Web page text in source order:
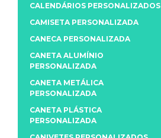
CALENDÁRIOS PERSONALIZADOS
CAMISETA PERSONALIZADA
CANECA PERSONALIZADA
CANETA ALUMÍNIO
PERSONALIZADA
CANETA METÁLICA
PERSONALIZADA
CANETA PLÁSTICA
PERSONALIZADA